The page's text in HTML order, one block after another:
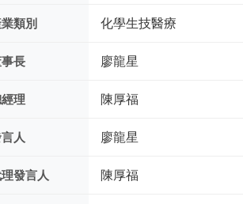
類別 化學生技醫療
長 廖龍星
理 陳厚福
人 廖龍星
發言人 陳厚福